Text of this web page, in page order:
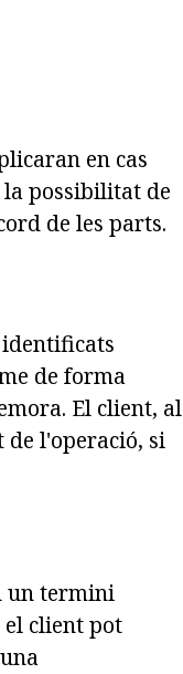
en cas
possibilitat de
de les parts.
de forma
El client, al
l'operació, si
un termini
el client pot